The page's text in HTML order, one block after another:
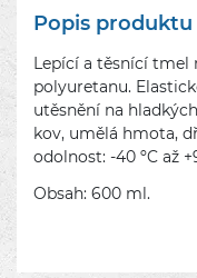
Popis produktu
Lepící a těsnící tmel
polyuretanu.
utěsnění na
kov, umělá hmota,
odolnost: -40 ºC až
Obsah: 600 ml.